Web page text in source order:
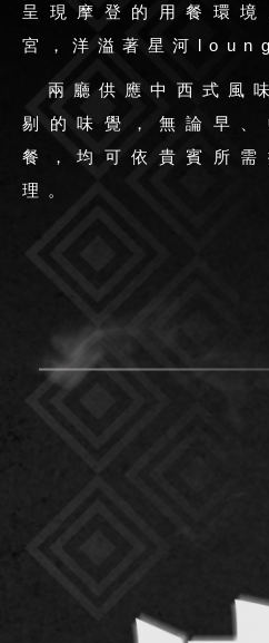
呈現摩登的用餐環
宮，洋溢著星河
兩廳供應中西式風
剔的味覺，無論早
餐，均可依貴賓所
理。